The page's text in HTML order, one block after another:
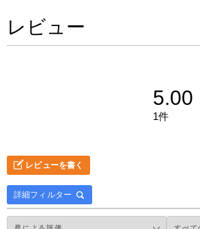
レビュー
5.00
1件
レビューを書く
詳細フィルター